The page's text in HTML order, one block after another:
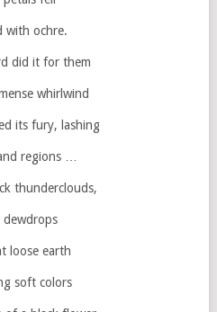
with ochre.
did it for them
whirlwind
its fury, lashing
regions …
thunderclouds,
dewdrops
loose earth
soft colors